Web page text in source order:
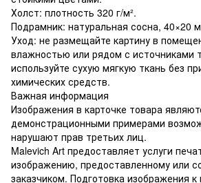
Холст: плотность 320 г/м².
Подрамник: натуральная сосна, 40×20
Уход: не размещайте картину в
влажностью или рядом с источниками
используйте сухую мягкую ткань без
химических средств.
Важная информация
Изображения в карточке товара
демонстрационными примерами
нарушают прав третьих лиц.
Malevich Art предоставляет услуги
изображению, предоставленному или
заказчиком. Подготовка изображения